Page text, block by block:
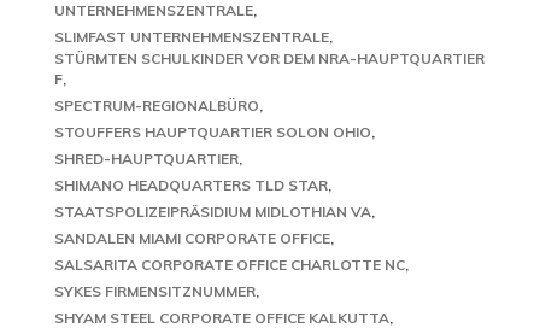
UNTERNEHMENSZENTRALE
SLIMFAST UNTERNEHMENSZENTRALE
STÜRMTEN SCHULKINDER VOR DEM NRA-HAUPTQUARTIER
F
SPECTRUM-REGIONALBÜRO
STOUFFERS HAUPTQUARTIER SOLON OHIO
SHRED-HAUPTQUARTIER
SHIMANO HEADQUARTERS TLD STAR
STAATSPOLIZEIPRÄSIDIUM MIDLOTHIAN VA
SANDALEN MIAMI CORPORATE OFFICE
SALSARITA CORPORATE OFFICE CHARLOTTE NC
SYKES FIRMENSITZNUMMER
SHYAM STEEL CORPORATE OFFICE KALKUTTA